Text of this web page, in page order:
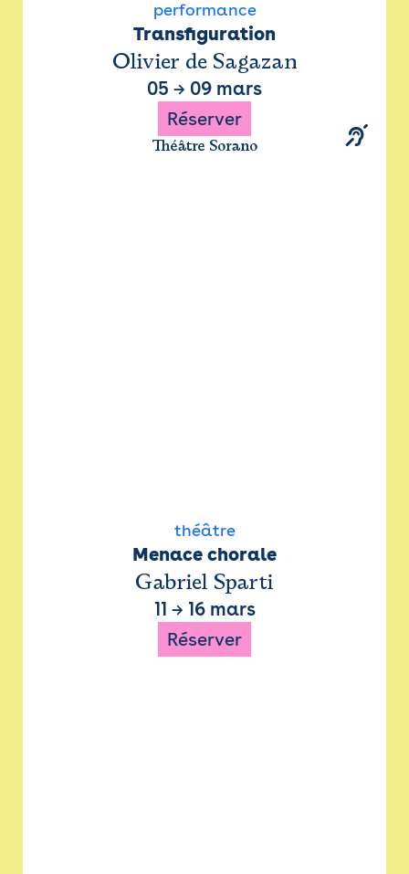
performance
Transfiguration
Olivier de Sagazan
05 → 09 mars
Réserver
Théâtre Sorano
théâtre
Menace chorale
Gabriel Sparti
11 → 16 mars
Réserver